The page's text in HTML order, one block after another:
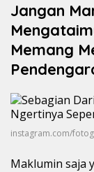
Jangan
Memang
instagram.com/
Maklumin saja